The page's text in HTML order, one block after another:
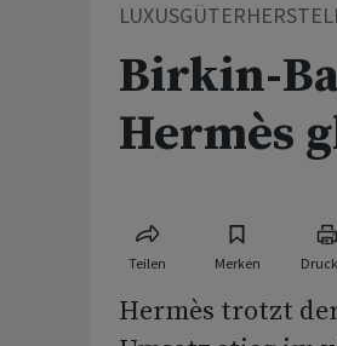
Birkin-
Hermès
Teilen Merken
Hermès trotzt